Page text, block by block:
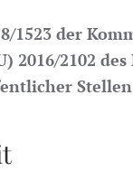
1523 der
2102
Stellen